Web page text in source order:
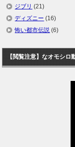
ジブリ (21)
ディズニー (16)
怖い都市伝説 (6)
【閲覧注意】なオモシロ